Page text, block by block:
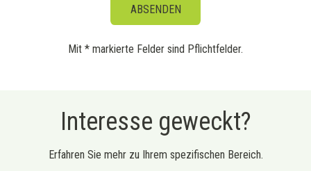
Mit * markierte Felder sind Pflichtfelder.
Interesse geweckt?
Erfahren Sie mehr zu Ihrem spezifischen Bereich.